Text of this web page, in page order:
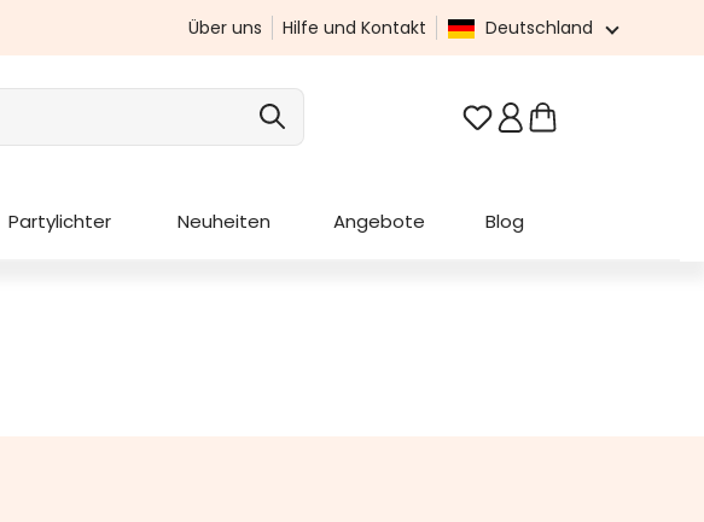
Über uns Hilfe und Kontakt Deutschland
Du hast 0 Produkte
Partylichter Neuheiten Angebote Blog